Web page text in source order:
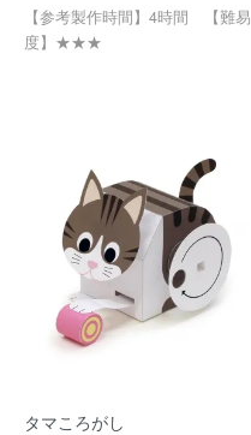
【参考製作時間】4時間 【難易
度】★★★
タマころがし